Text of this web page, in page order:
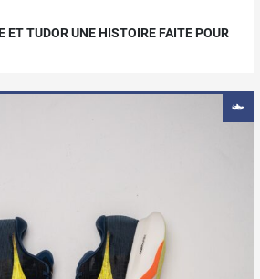
ET TUDOR UNE HISTOIRE FAITE POUR